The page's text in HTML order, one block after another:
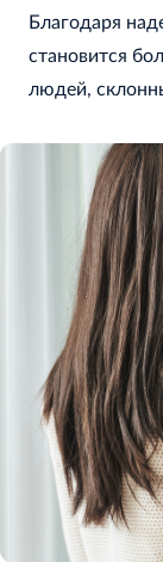
Благодаря
становится
людей,